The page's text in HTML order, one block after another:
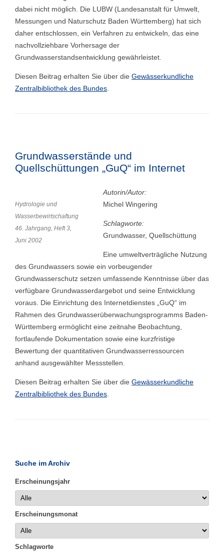
dabei nicht möglich. Die LUBW (Landesanstalt für Umwelt,
Messungen und Naturschutz Baden Württemberg) hat sich
daher entschlossen, ein Verfahren zu entwickeln, das eine
nachvollziehbare Vorhersage der
Grundwasserstandsentwicklung gewährleistet.
Diesen Beitrag erhalten Sie über die Gewässerkundliche
Zentralbibliothek des Bundes
Grundwasserstände und
Quellschüttungen „GuQ“ im Internet
Hydrologie und
Wasserbewirtschaftung
46. Jahrgang, Heft 3,
Juni 2002
Autorin/Autor:
Michel Wingering
Schlagworte:
Grundwasser, Quellschüttung
Eine umweltverträgliche Nutzung
des Grundwassers sowie ein vorbeugender
Grundwasserschutz setzen umfassende Kenntnisse über das
verfügbare Grundwasserdargebot und seine Entwicklung
voraus. Die Einrichtung des Internetdienstes „GuQ“ im
Rahmen des Grundwasserüberwachungsprogramms Baden-
Württemberg ermöglicht eine zeitnahe Beobachtung,
fortlaufende Dokumentation sowie eine kurzfristige
Bewertung der quantitativen Grundwasserressourcen
anhand ausgewählter Messstellen.
Diesen Beitrag erhalten Sie über die Gewässerkundliche
Zentralbibliothek des Bundes
Suche im Archiv
Erscheinungsjahr
Erscheinungsmonat
Schlagworte